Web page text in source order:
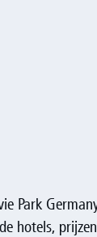
Park
hotels,